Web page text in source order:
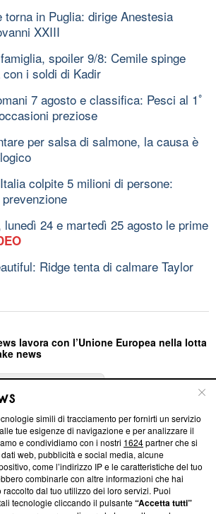
in Puglia: dirige Anestesia
XXIII
spoiler 9/8: Cemile spinge
i soldi di Kadir
7 agosto e classifica: Pesci al 1ﾟ
preziose
per salsa di salmone, la causa è
colpite 5 milioni di persone:
lunedì 24 e martedì 25 agosto le prime
Ridge tenta di calmare Taylor
lavora con l’Unione Europea nella lotta
news
informazioni trasparenti su Blasting
editoriali e su come ci impegniamo a
Inoltre, afferma la nostra aderenza a
with Integrity’Blasting News non è
programma, ma ha richiesto di farne
non ha ancora effettuato una verifica di
simili di tracciamento per fornirti un servizio
tue esigenze di navigazione e per analizzare il
e condividiamo con i nostri 1624partner che si
web, pubblicità e social media, alcune
come l’indirizzo IP e le caratteristiche del tuo
combinarle con altre informazioni che hai
dal tuo utilizzo dei loro servizi. Puoi
tecnologie cliccando il pulsante“Accetta tutti”